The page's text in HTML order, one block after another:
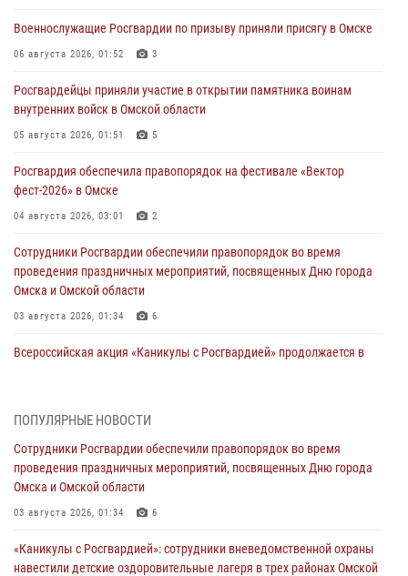
Военнослужащие Росгвардии по призыву приняли присягу в Омске
06 августа 2026, 01:52 3
Росгвардейцы приняли участие в открытии памятника воинам
внутренних войск в Омской области
05 августа 2026, 01:51 5
Росгвардия обеспечила правопорядок на фестивале «Вектор
фест-2026» в Омске
04 августа 2026, 03:01 2
Сотрудники Росгвардии обеспечили правопорядок во время
проведения праздничных мероприятий, посвященных Дню города
Омска и Омской области
03 августа 2026, 01:34 6
Всероссийская акция «Каникулы с Росгвардией» продолжается в
тренировка по управлению беспилотниками (видео)
30 июля 2026, 04:39 2
Росгвардия обеспечила безопасность уникального передвижного
29 июля 2026, 01:49
ПОПУЛЯРНЫЕ НОВОСТИ
Сотрудники Росгвардии обеспечили правопорядок во время
проведения праздничных мероприятий, посвященных Дню города
Омска и Омской области
03 августа 2026, 01:34 6
«Каникулы с Росгвардией»: сотрудники вневедомственной охраны
навестили детские оздоровительные лагеря в трех районах Омской